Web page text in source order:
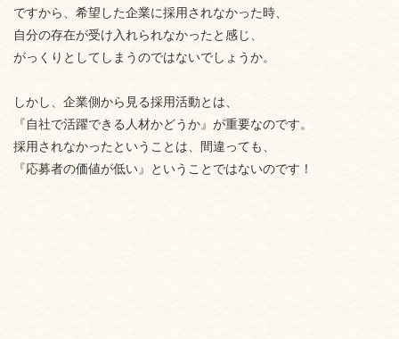
ですから、希望した企業に採用されなかった時、
自分の存在が受け入れられなかったと感じ、
がっくりとしてしまうのではないでしょうか。
しかし、企業側から見る採用活動とは、
『自社で活躍できる人材かどうか』が重要なのです。
採用されなかったということは、間違っても、
『応募者の価値が低い』ということではないのです！